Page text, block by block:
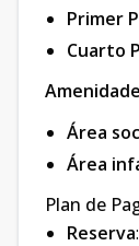
Primer
Cuarto
Área
Área
Plan de
Reserva